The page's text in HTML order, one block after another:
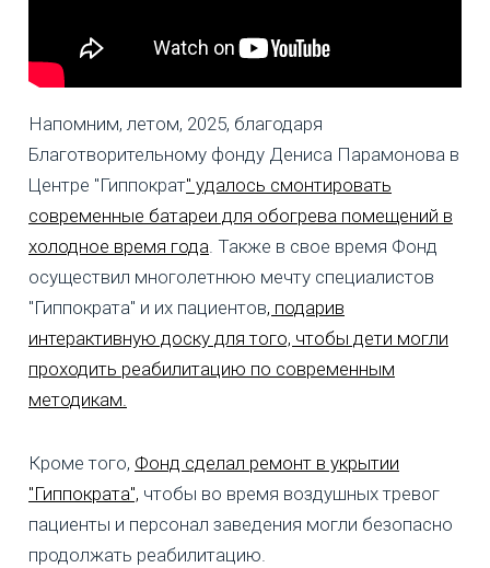
Напомним, летом, 2025, благодаря
Благотворительному фонду Дениса Парамонова в
Центре "Гиппократ" удалось смонтировать
современные батареи для обогрева помещений в
холодное время года. Также в свое время Фонд
осуществил многолетнюю мечту специалистов
"Гиппократа" и их пациентов, подарив
интерактивную доску для того, чтобы дети могли
проходить реабилитацию по современным
методикам.
Кроме того, Фонд сделал ремонт в укрытии
"Гиппократа", чтобы во время воздушных тревог
пациенты и персонал заведения могли безопасно
продолжать реабилитацию.